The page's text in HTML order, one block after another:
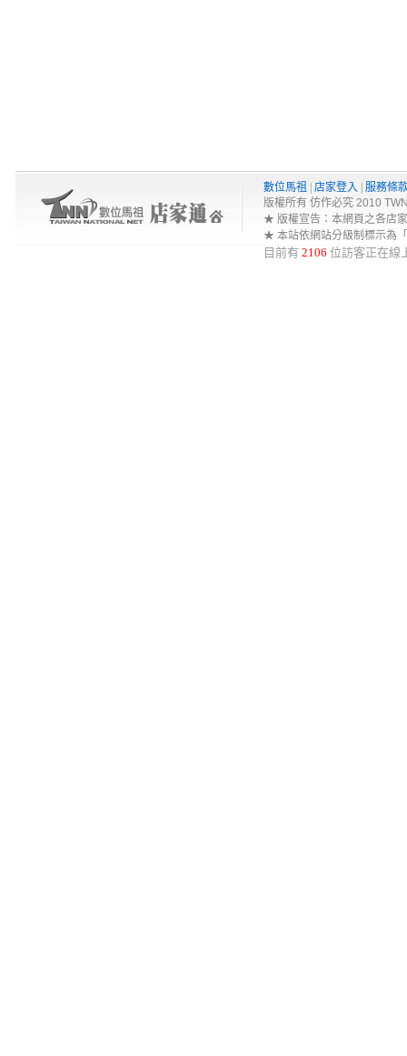
數位馬祖 店家登入
服務條
版權所有 仿作必究 2010
★ 版權宣告：本網頁之各店
★ 本站依網站分級制標示為
目前有 2106 位訪客正在線